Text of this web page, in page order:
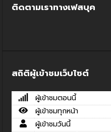
ติดตามเราทางเฟสบุค
สถิติผู้เข้าชมเว็บไซต์
ผู้เข้าชมตอนนี้
ผู้เข้าชมทุกหน้า
ผู้เข้าชมวันนี้